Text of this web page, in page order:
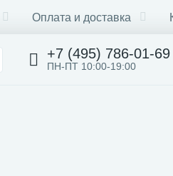
Оплата и доставка
+7 (495) 786-01-69
ПН-ПТ 10:00-19:00